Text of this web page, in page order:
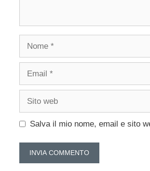
Salva il mio nome, email e sito